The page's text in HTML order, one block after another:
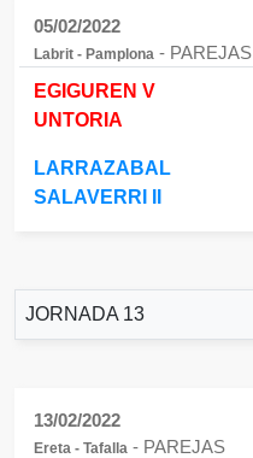
05/02/2022
Labrit - Pamplona - PAREJAS
EGIGUREN V
UNTORIA
LARRAZABAL
SALAVERRI II
JORNADA 13
13/02/2022
Ereta - Tafalla - PAREJAS